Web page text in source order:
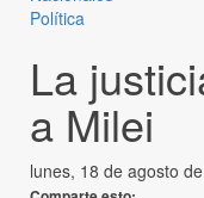
Política
La
a Milei
lunes, 18 de agosto